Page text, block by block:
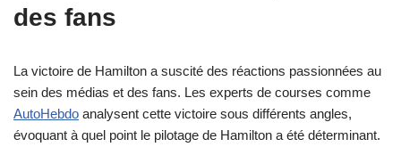
des fans
La victoire de Hamilton a suscité des réactions passionnées au
sein des médias et des fans. Les experts de courses comme
AutoHebdo analysent cette victoire sous différents angles,
évoquant à quel point le pilotage de Hamilton a été déterminant.